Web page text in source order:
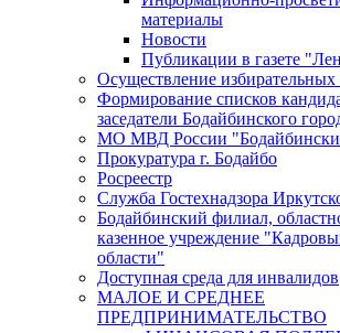
материалы
Новости
Публикации в газете
Осуществление избирательных
Формирование списков
заседатели Бодайбинского
МО МВД России
Прокуратура г. Бодайбо
Росреестр
Служба Гостехнадзора
Бодайбинский филиал,
казенное учреждение
области"
Доступная среда для инвалидов
МАЛОЕ И СРЕДНЕЕ
ПРЕДПРИНИМАТЕЛЬСТВО